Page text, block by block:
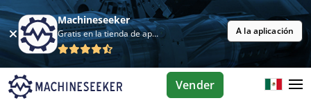
Machineseeker
Gratis en la tienda de aplicaciones A la aplicación
Vender